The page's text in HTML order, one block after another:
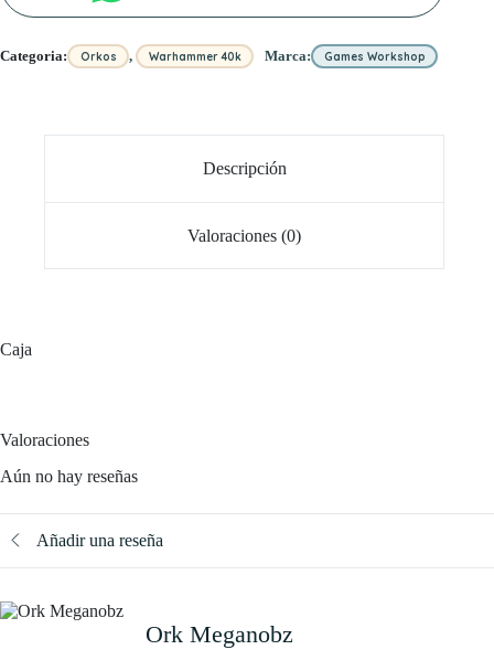
Categoria: Orkos , Warhammer 40k Marca: Games Workshop
Descripción
Valoraciones (0)
Caja
Valoraciones
Aún no hay reseñas
Añadir una reseña
Ork Meganobz